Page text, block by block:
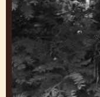
DRIES
Callebaut